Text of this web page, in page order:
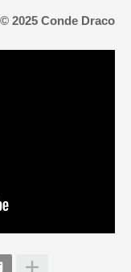
© 2025 Conde Draco